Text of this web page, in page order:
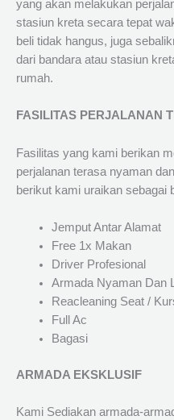
yang akan melakukan
stasiun kreta secara tepat
beli tidak hangus, juga
dari bandara atau stasiun
rumah.
FASILITAS PERJALANAN
Fasilitas yang kami berikan
perjalanan terasa nyaman
berikut kami uraikan sebagai
Jemput Antar Alamat
Free 1x Makan
Driver Profesional
Armada Nyaman Dan
Reacleaning Seat /
Full Ac
Bagasi
ARMADA EKSKLUSIF
Kami Sediakan armada-